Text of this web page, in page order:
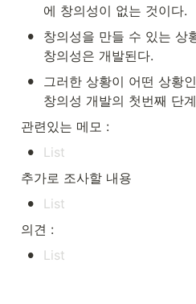
에 창의성이 없는 것이다.
•
창의성을 만들 수 있는 상
창의성은 개발된다.
•
그러한 상황이 어떤 상황
창의성 개발의 첫번째 단
관련있는 메모 :
•
추가로 조사할 내용
•
의견 :
•